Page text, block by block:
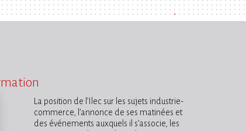
La position de l’Ilec sur les sujets industrie-
commerce, l’annonce de ses matinées et
des événements auxquels il s’associe, les